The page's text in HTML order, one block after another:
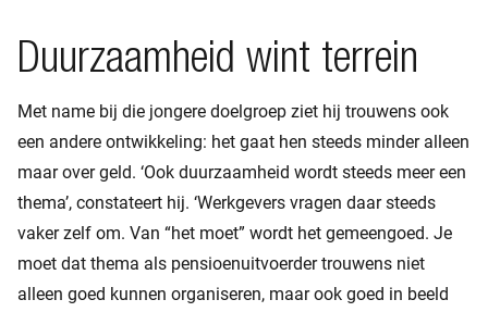
Duurzaamheid wint terrein
Met name bij die jongere doelgroep ziet hij trouwens ook
een andere ontwikkeling: het gaat hen steeds minder alleen
maar over geld. ‘Ook duurzaamheid wordt steeds meer een
thema’, constateert hij. ‘Werkgevers vragen daar steeds
vaker zelf om. Van “het moet” wordt het gemeengoed. Je
moet dat thema als pensioenuitvoerder trouwens niet
alleen goed kunnen organiseren, maar ook goed in beeld